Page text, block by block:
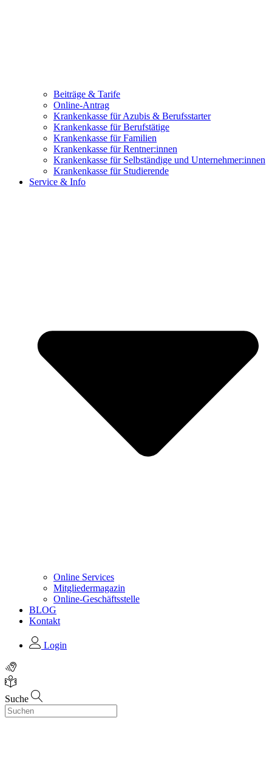
Beiträge & Tarife
Online-Antrag
Krankenkasse für Azubis & Berufsstarter
Krankenkasse für Berufstätige
Krankenkasse für Familien
Krankenkasse für Rentner:innen
Krankenkasse für Selbständige und Unternehmer:innen
Krankenkasse für Studierende
Service & Info
Online Services
Mitgliedermagazin
Online-Geschäftsstelle
BLOG
Kontakt
Login
Suche